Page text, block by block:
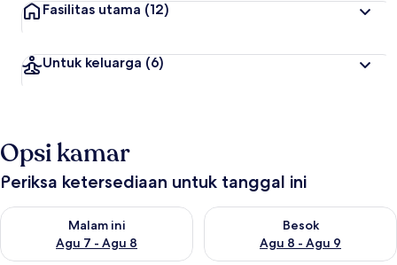
Fasilitas utama (12)
Untuk keluarga (6)
Opsi kamar
Periksa ketersediaan untuk tanggal ini
Malam ini
Agu 7 - Agu 8
Periksa ketersediaan untuk malam ini Agu 7 - Agu 8
Besok
Agu 8 - Agu 9
Periksa ketersediaan untuk